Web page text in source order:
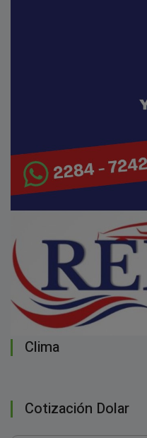
Clima
Cotización Dolar